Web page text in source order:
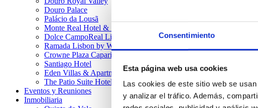
Consentimiento
Esta página web usa cookies
Las cookies de este sitio web se
y analizar el tráfico. Además,
Douro Palace
Palácio da Lousã
Monte Real Hotel & SPA
Dolce CampoReal Lisboa
Ramada Lisbon by Wyndham
Crowne Plaza Caparica Lisbon (IHG)
Santiago Hotel
Eden Villas & Apartments
The Patio Suite Hotel
Eventos y Reuniones
Inmobiliaria